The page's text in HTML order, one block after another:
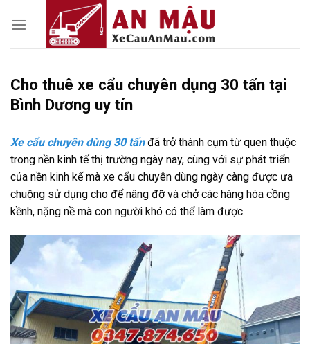
Cho thuê xe cẩu chuyên dụng 30 tấn tại
Bình Dương uy tín
Xe cẩu chuyên dùng 30 tấnđã trở thành cụm từ quen thuộc
trong nền kinh tế thị trường ngày nay, cùng với sự phát triển
của nền kinh kế mà xe cẩu chuyên dùng ngày càng được ưa
chuộng sử dụng cho để nâng đỡ và chở các hàng hóa cồng
kềnh, nặng nề mà con người khó có thể làm được.